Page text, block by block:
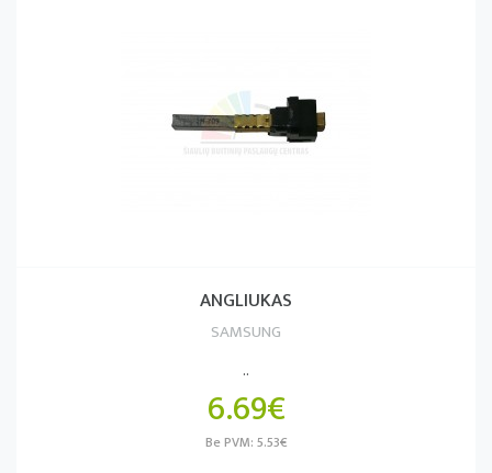
ANGLIUKAS
SAMSUNG
..
6.69€
Be PVM: 5.53€